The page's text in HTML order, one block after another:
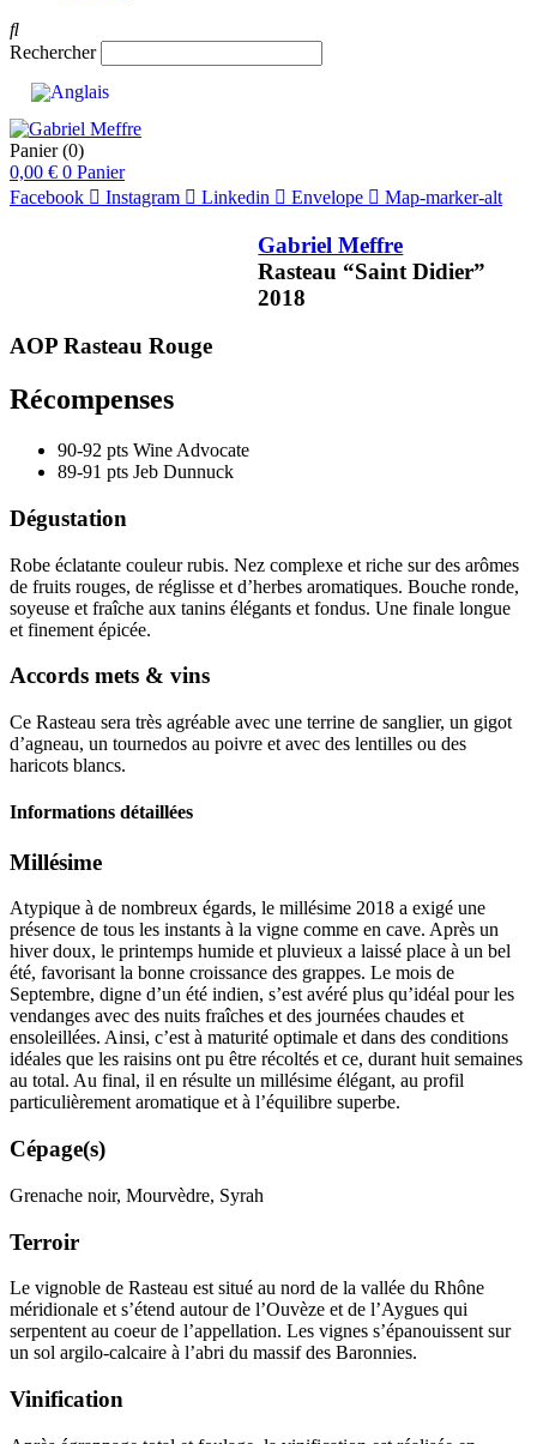
Rechercher
Panier (0)
0,00 € 0 Panier
Facebook
Instagram Linkedin Envelope Map-marker-alt
Gabriel Meffre
Rasteau “Saint Didier”
2018
AOP Rasteau Rouge
Récompenses
90-92 pts Wine Advocate
89-91 pts Jeb Dunnuck
Dégustation
Robe éclatante couleur rubis. Nez complexe et riche sur des arômes
de fruits rouges, de réglisse et d’herbes aromatiques. Bouche ronde,
soyeuse et fraîche aux tanins élégants et fondus. Une finale longue
et finement épicée.
Accords mets & vins
Ce Rasteau sera très agréable avec une terrine de sanglier, un gigot
d’agneau, un tournedos au poivre et avec des lentilles ou des
haricots blancs.
Informations détaillées
Millésime
Atypique à de nombreux égards, le millésime 2018 a exigé une
présence de tous les instants à la vigne comme en cave. Après un
hiver doux, le printemps humide et pluvieux a laissé place à un bel
été, favorisant la bonne croissance des grappes. Le mois de
Septembre, digne d’un été indien, s’est avéré plus qu’idéal pour les
vendanges avec des nuits fraîches et des journées chaudes et
ensoleillées. Ainsi, c’est à maturité optimale et dans des conditions
idéales que les raisins ont pu être récoltés et ce, durant huit semaines
au total. Au final, il en résulte un millésime élégant, au profil
particulièrement aromatique et à l’équilibre superbe.
Cépage(s)
Grenache noir, Mourvèdre, Syrah
Terroir
Le vignoble de Rasteau est situé au nord de la vallée du Rhône
méridionale et s’étend autour de l’Ouvèze et de l’Aygues qui
serpentent au coeur de l’appellation. Les vignes s’épanouissent sur
un sol argilo-calcaire à l’abri du massif des Baronnies.
Vinification